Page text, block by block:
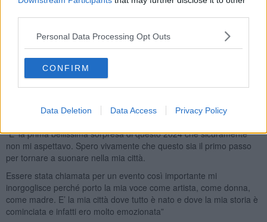
Personal Data Processing Opt Outs
CONFIRM
Data Deletion Data Access Privacy Policy
Prima frase: “Una donna dovrebbe essere due cose: chi e cosa
“Il potere delle donne è nel loro coraggio”
Questo il biglietto pescato dall’artista
scritti e le chiediamo che sensazione ha avuto nel tornare ad
esibirsi nella sua città e peraltro in Piazza del Duomo per questo
evento in onore delle donne e organizzato dalla Regione Toscana:
“E’ la prima bellissima sorpresa di questo 2024 che sicuramente
non mi aspettavo. Spero vivamente che questo sia il primo passo
per tornare a suonare nella mia città.
Essere stata chiamata per un evento così importante mi
inorgoglisce perché porto la mia voce come artista, come donna,
come madre. E’ la mia città dove tutto è nato e dove la mia storia è
cominciata e infatti ero molto emozionata”